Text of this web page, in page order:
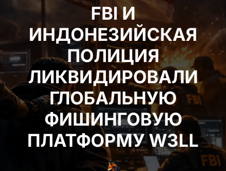
FBI И
ИНДОНЕЗИЙСКАЯ
ПОЛИЦИЯ
ЛИКВИДИРОВАЛИ
ГЛОБАЛЬНУЮ
ФИШИНГОВУЮ
ПЛАТФОРМУ W3LL